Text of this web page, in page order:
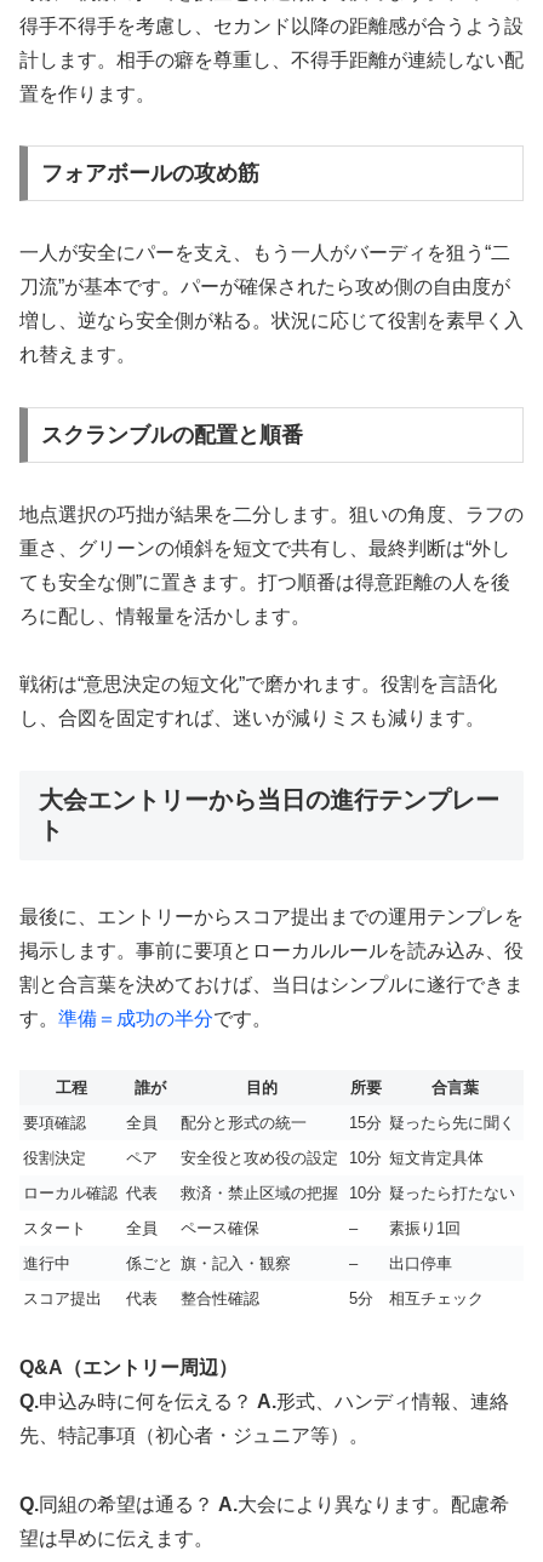
得手不得手を考慮し、セカンド以降の距離感が合うよう設
計します。相手の癖を尊重し、不得手距離が連続しない配
置を作ります。
フォアボールの攻め筋
一人が安全にパーを支え、もう一人がバーディを狙う“二
刀流”が基本です。パーが確保されたら攻め側の自由度が
増し、逆なら安全側が粘る。状況に応じて役割を素早く入
れ替えます。
スクランブルの配置と順番
地点選択の巧拙が結果を二分します。狙いの角度、ラフの
重さ、グリーンの傾斜を短文で共有し、最終判断は“外し
ても安全な側”に置きます。打つ順番は得意距離の人を後
ろに配し、情報量を活かします。
戦術は“意思決定の短文化”で磨かれます。役割を言語化
し、合図を固定すれば、迷いが減りミスも減ります。
大会エントリーから当日の進行テンプレー
ト
最後に、エントリーからスコア提出までの運用テンプレを
掲示します。事前に要項とローカルルールを読み込み、役
割と合言葉を決めておけば、当日はシンプルに遂行できま
す。 準備＝成功の半分です。
工程 誰が 目的 所要
合言葉
要項確認
全員 配分と形式の統一 15分 疑ったら先に聞く
役割決定
ペア 安全役と攻め役の設定 10分 短文肯定具体
ローカル確認 代表 救済・禁止区域の把握 10分 疑ったら打たない
スタート
全員 ペース確保 –
素振り1回
進行中
係ごと 旗・記入・観察 –
出口停車
スコア提出
代表 整合性確認 5分 相互チェック
Q&A（エントリー周辺）
Q.申込み時に何を伝える？ A.形式、ハンディ情報、連絡
先、特記事項（初心者・ジュニア等）。
Q.同組の希望は通る？ A.大会により異なります。配慮希
望は早めに伝えます。